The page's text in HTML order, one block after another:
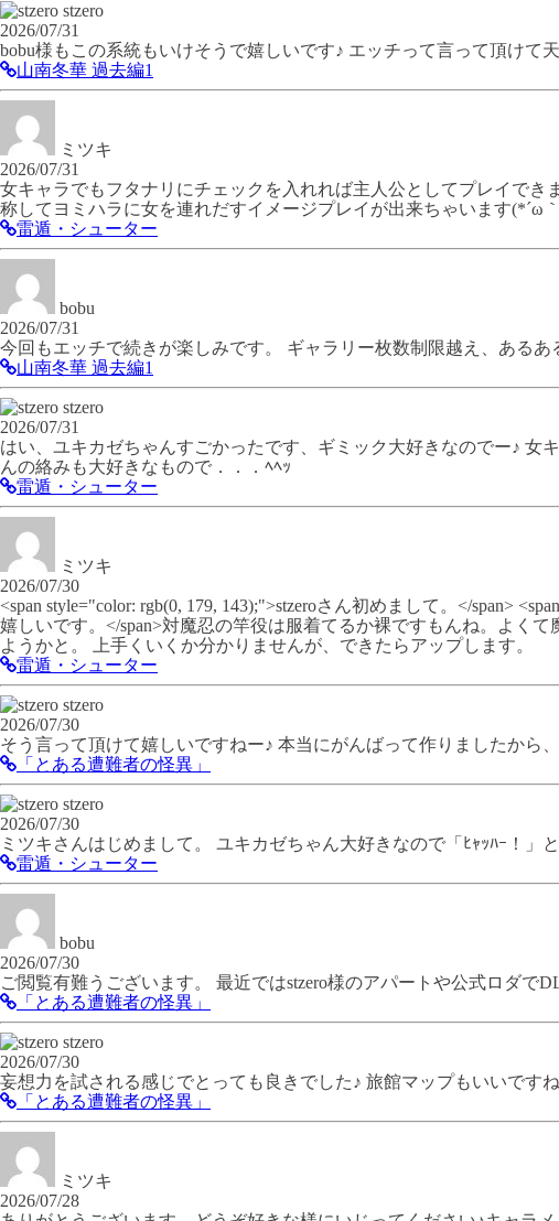
stzero
2026/07/31
bobu様もこの系統もいけそうで嬉しいです♪ エッチって言って頂け
山南冬華 過去編1
ミツキ
2026/07/31
女キャラでもフタナリにチェックを入れれば主人公としてプレイで
称してヨミハラに女を連れだすイメージプレイが出来ちゃいます(*´ω
雷遁・シューター
bobu
2026/07/31
今回もエッチで続きが楽しみです。 ギャラリー枚数制限越え、ある
山南冬華 過去編1
stzero
2026/07/31
はい、ユキカゼちゃんすごかったです、ギミック大好きなのでー♪ 女
んの絡みも大好きなもので．．．ﾍﾍｯ
雷遁・シューター
ミツキ
2026/07/30
<span style="color: rgb(0, 179, 143);">stzeroさん初めまして。</span>
嬉しいです。</span>対魔忍の竿役は服着てるか裸ですもんね。よく
ようかと。 上手くいくか分かりませんが、できたらアップします。
雷遁・シューター
stzero
2026/07/30
そう言って頂けて嬉しいですねー♪ 本当にがんばって作りましたから
「とある遭難者の怪異」
stzero
2026/07/30
ミツキさんはじめまして。 ユキカゼちゃん大好きなので「ﾋｬｯﾊｰ！
雷遁・シューター
bobu
2026/07/30
ご閲覧有難うございます。 最近ではstzero様のアパートや公式ロダで
「とある遭難者の怪異」
stzero
2026/07/30
妄想力を試される感じでとっても良きでした♪ 旅館マップもいいです
「とある遭難者の怪異」
ミツキ
2026/07/28